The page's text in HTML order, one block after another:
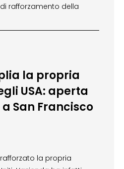
rafforzamento della
la propria
USA: aperta
San Francisco
la propria